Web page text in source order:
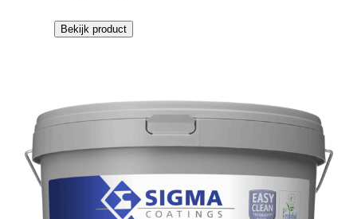
Bekijk product